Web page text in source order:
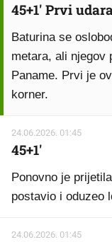
45+1' Prvi
Baturina se
metara, ali njegov
Paname. Prvi je
korner.
24.06.2026. 01:45
45+1'
Ponovno je
postavio i oduzeo
24.06.2026. 01:45